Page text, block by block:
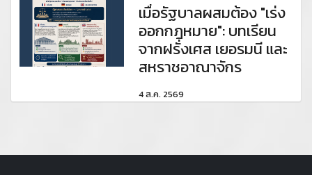
เมื่อรัฐบาลผสมต้อง "เร่ง
ออกกฎหมาย": บทเรียน
จากฝรั่งเศส เยอรมนี และ
สหราชอาณาจักร
4 ส.ค. 2569